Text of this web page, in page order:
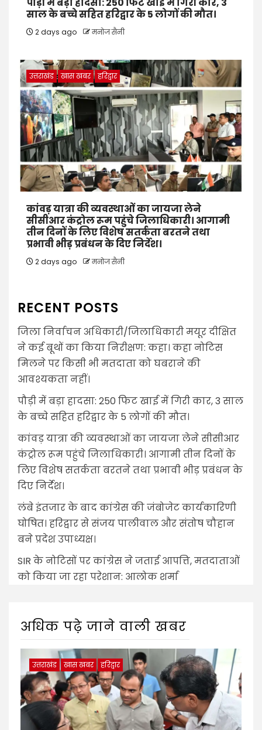
साल के बच्चे सहित हरिद्वार के 5 लोगों की मौत।
2 days ago मनोज सैनी
उत्तराखंड खास खबर हरिद्वार
कांवड़ यात्रा की व्यवस्थाओं का जायजा लेने
सीसीआर कंट्रोल रूम पहुंचे जिलाधिकारी। आगामी
तीन दिनों के लिए विशेष सतर्कता बरतने तथा
प्रभावी भीड़ प्रबंधन के दिए निर्देश।
2 days ago मनोज सैनी
RECENT POSTS
जिला निर्वाचन अधिकारी/जिलाधिकारी मयूर दीक्षित
ने कई बूथों का किया निरीक्षण: कहा। कहा नोटिस
मिलने पर किसी भी मतदाता को घबराने की
आवश्यकता नहीं।
पौड़ी में बड़ा हादसा: 250 फिट खाई में गिरी कार, 3 साल
के बच्चे सहित हरिद्वार के 5 लोगों की मौत।
कांवड़ यात्रा की व्यवस्थाओं का जायजा लेने सीसीआर
कंट्रोल रूम पहुंचे जिलाधिकारी। आगामी तीन दिनों के
लिए विशेष सतर्कता बरतने तथा प्रभावी भीड़ प्रबंधन के
दिए निर्देश।
लंबे इंतजार के बाद कांग्रेस की जंबोजेट कार्यकारिणी
घोषित। हरिद्वार से संजय पालीवाल और संतोष चौहान
बने प्रदेश उपाध्यक्ष।
SIR के नोटिसों पर कांग्रेस ने जताई आपत्ति, मतदाताओं
को किया जा रहा परेशान: आलोक शर्मा
अधिक पढ़े जाने वाली खबर
उत्तराखंड खास खबर हरिद्वार